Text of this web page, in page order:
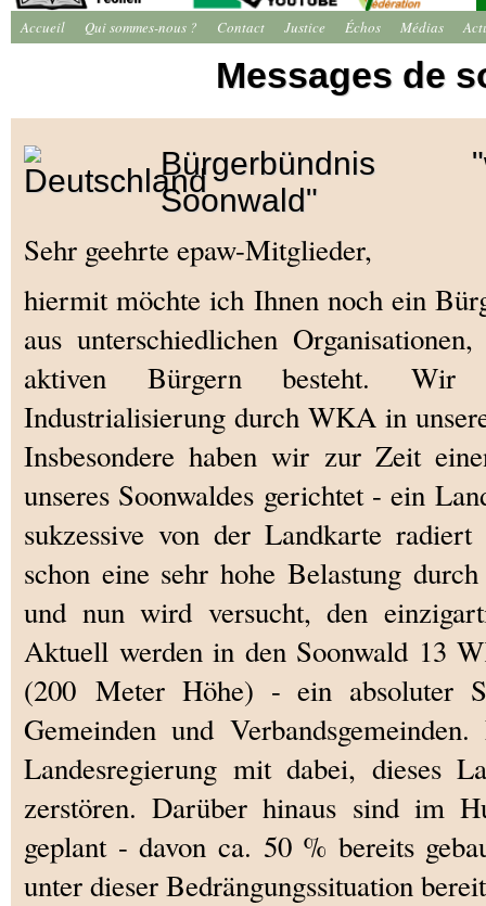
Accueil Qui sommes-nous ? Contact Justice Échos Médias
Messages de
Bürgerbündnis
Soonwald"
Sehr geehrte epaw-Mitglieder,
hiermit möchte ich Ihnen noch ein
aus unterschiedlichen
aktiven Bürgern besteht. Wir
Industrialisierung durch WKA in
Insbesondere haben wir zur Zeit
unseres Soonwaldes gerichtet - ein
sukzessive von der Landkarte
schon eine sehr hohe Belastung
und nun wird versucht, den
Aktuell werden in den Soonwald 13
(200 Meter Höhe) - ein absoluter
Gemeinden und
Landesregierung mit dabei, dieses
zerstören. Darüber hinaus sind im
geplant - davon ca. 50 % bereits
unter dieser Bedrängungssituation